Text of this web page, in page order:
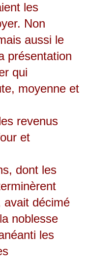
les
Non
aussi le
présentation
qui
moyenne et
revenus
et
dont les
avait décimé
noblesse
les